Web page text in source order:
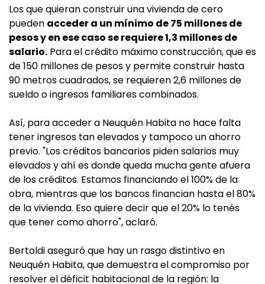
Los que quieran construir una vivienda de cero
pueden acceder a un mínimo de 75 millones de
pesos y en ese caso se requiere 1,3 millones de
salario. Para el crédito máximo construcción, que es
de 150 millones de pesos y permite construir hasta
90 metros cuadrados, se requieren 2,6 millones de
sueldo o ingresos familiares combinados.
Así, para acceder a Neuquén Habita no hace falta
tener ingresos tan elevados y tampoco un ahorro
previo. "Los créditos bancarios piden salarios muy
elevados y ahí es donde queda mucha gente afuera
de los créditos. Estamos financiando el 100% de la
obra, mientras que los bancos financian hasta el 80%
de la vivienda. Eso quiere decir que el 20% lo tenés
que tener como ahorro", aclaró.
Bertoldi aseguró que hay un rasgo distintivo en
Neuquén Habita, que demuestra el compromiso por
resolver el déficit habitacional de la región: la